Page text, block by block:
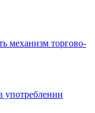
механизм торгово-